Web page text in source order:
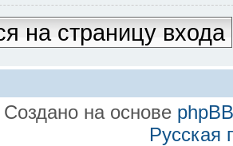
на страницу входа
Создано на основе phpBB
Русская